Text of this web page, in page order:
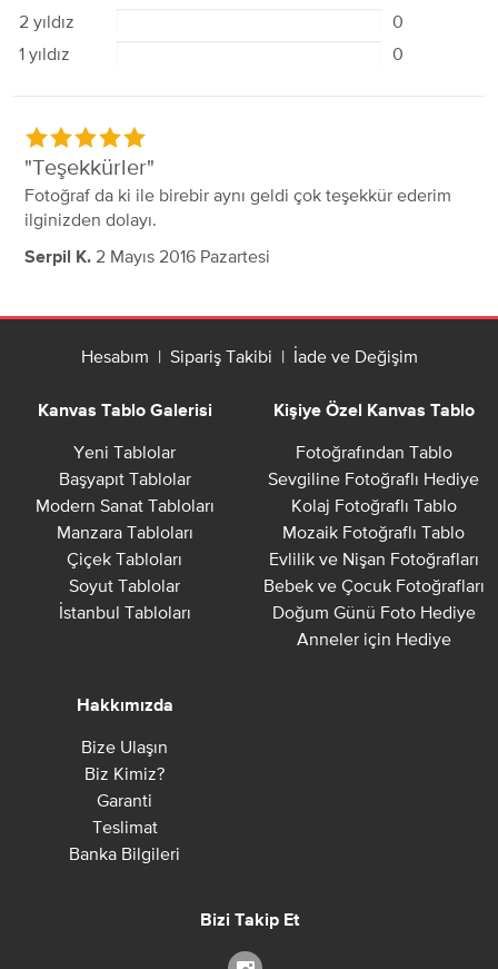
2 yıldız
0
1 yıldız
0
Teşekkürler
Fotoğraf da ki ile birebir aynı geldi çok teşekkür ederim
ilginizden dolayı.
Serpil K. 2 Mayıs 2016 Pazartesi
Hesabım | Sipariş Takibi | İade ve Değişim
Kanvas Tablo Galerisi
Yeni Tablolar
Başyapıt Tablolar
Modern Sanat Tabloları
Manzara Tabloları
Çiçek Tabloları
Soyut Tablolar
İstanbul Tabloları
Kişiye Özel Kanvas Tablo
Fotoğrafından Tablo
Sevgiline Fotoğraflı Hediye
Kolaj Fotoğraflı Tablo
Mozaik Fotoğraflı Tablo
Evlilik ve Nişan Fotoğrafları
Bebek ve Çocuk Fotoğrafları
Doğum Günü Foto Hediye
Anneler için Hediye
Hakkımızda
Bize Ulaşın
Biz Kimiz?
Garanti
Teslimat
Banka Bilgileri
Bizi Takip Et